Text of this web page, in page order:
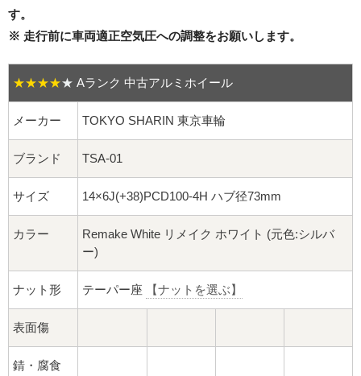
19インチ：夏タイヤホイール
20インチ：夏タイヤホイール
ホイールナット
平面座ナット
ロング平面ナット
ショート平面ナット
球面座ナット
ロング球面ナット
ショート球面ナット
す。
※ 走行前に車両適正空気圧への調整をお願いします。
★★★★★ Aランク 中古アルミホイール
メーカー TOKYO SHARIN 東京車輪
ブランド TSA-01
サイズ 14×6J(+38)PCD100-4H ハブ径73mm
カラー
Remake White リメイク ホワイト (元色:シルバ
ー)
ナット形 テーパー座 【ナットを選ぶ】
表面傷
錆・腐食